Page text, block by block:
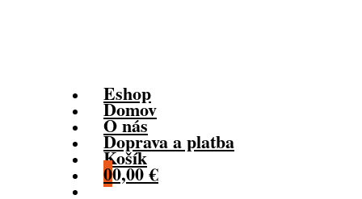
Eshop
Domov
O nás
Doprava a platba
Košík
00,00€
Toggle website search